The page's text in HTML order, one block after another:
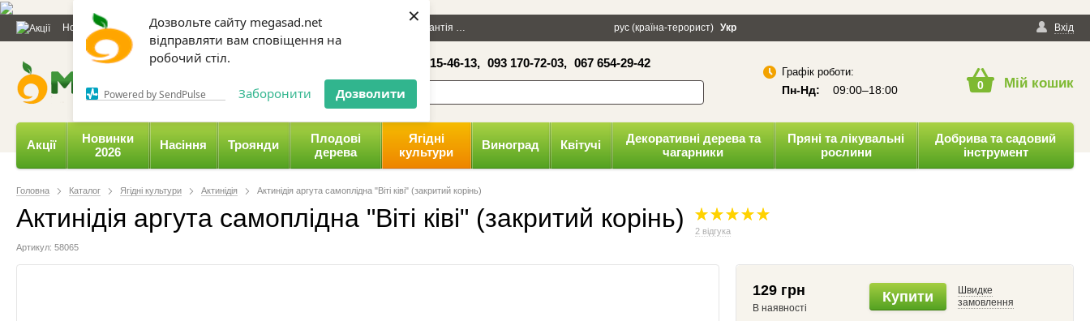
Дозвольте сайту megasad.net
відправляти вам сповіщення на
робочий стіл.
Powered by SendPulse Заборонити Дозволити
×
Новини та статті Каталог Контакти Відгуки Даруємо 100 грн Гарантія Політика конфіденційності Вхід
рус (країна-терорист) Укр
0 800 332-015, 050 515-46-13, 093 170-72-03, 067 654-29-42
Графік роботи:
Пн-Нд: 09:00–18:00 0 Мій кошик
Акції
Новинки
2026
Насіння Троянди
Плодові
дерева
Ягідні
культури
Виноград Квітучі
Декоративні дерева та
чагарники
Пряні та лікувальні
рослини
Добрива та садовий
інструмент
Головна Каталог Ягідні культури Актинідія Актинідія аргута самоплідна "Віті ківі" (закритий корінь)
Актинідія аргута самоплідна "Віті ківі" (закритий корінь)
2 відгука
Артикул: 58065
129 грн
В наявності
Купити
Швидке
замовлення